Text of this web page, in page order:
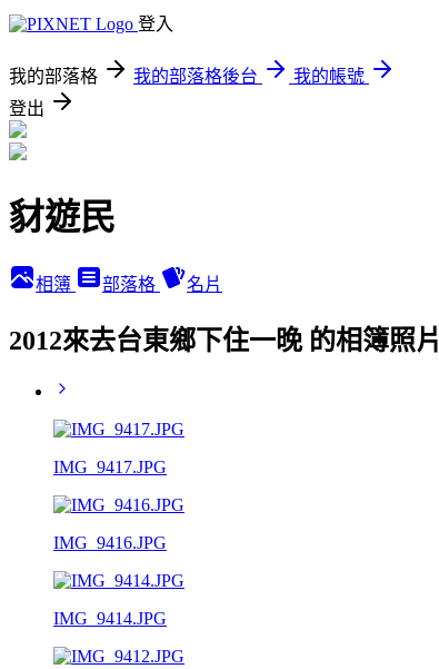
登入
我的部落格 我的部落格後台
我的帳號
登出
豺遊民
相簿 部落格 名片
2012來去台東鄉下住一晚 的相簿照片
IMG_9417.JPG
IMG_9416.JPG
IMG_9414.JPG